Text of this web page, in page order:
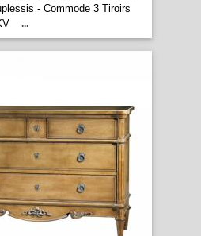
- Commode 3 Tiroirs
...